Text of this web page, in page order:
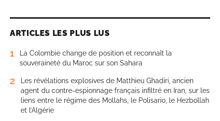
ARTICLES LES PLUS LUS
1
La Colombie change de position et reconnaît la
souveraineté du Maroc sur son Sahara
2
Les révélations explosives de Matthieu Ghadiri, ancien
agent du contre-espionnage français infiltré en Iran, sur les
liens entre le régime des Mollahs, le Polisario, le Hezbollah
et l’Algérie